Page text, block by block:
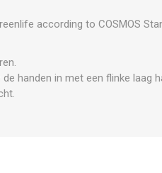
according to COSMOS
handen in met een flinke laag